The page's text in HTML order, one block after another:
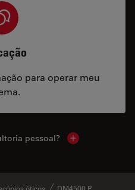
para operar meu
pessoal? Show local
óticos DM4500 P